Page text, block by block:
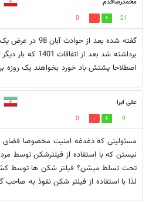
21
0
گفته شده بعد از
برداشته شد بعد از
اصطلاحا پشتش باد خورد بخواهند یک روزه
علی ابرا
9
0
مسئولینی که دغدغه امنیت مخصوصا فضای
نیستن که با استفاده از فیلترشکن توسط
تحت تسلط میشن؟ فیلتر شکن ها توسط
لذا با استفاده از فیلتر شکن نفوذ به